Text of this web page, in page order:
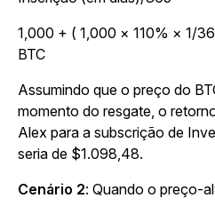
1,000 + ( 1,000 × 110% × 1/
BTC
Assumindo que o preço do
momento do resgate, o
Alex para a subscrição de
seria de $1.098,48.
Cenário 2: Quando o preço-